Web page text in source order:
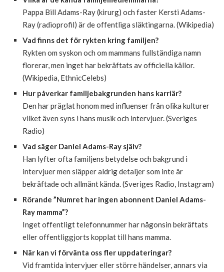
Pappa Bill Adams-Ray (kirurg) och faster Kersti Adams-
Ray (radioprofil) är de offentliga släktingarna. (Wikipedia)
Vad finns det för rykten kring familjen?
Rykten om syskon och om mammans fullständiga namn
florerar, men inget har bekräftats av officiella källor.
(Wikipedia, EthnicCelebs)
Hur påverkar familjebakgrunden hans karriär?
Den har präglat honom med influenser från olika kulturer
vilket även syns i hans musik och intervjuer. (Sveriges
Radio)
Vad säger Daniel Adams-Ray själv?
Han lyfter ofta familjens betydelse och bakgrund i
intervjuer men släpper aldrig detaljer som inte är
bekräftade och allmänt kända. (Sveriges Radio, Instagram)
Rörande ”Numret har ingen abonnent Daniel Adams-
Ray mamma”?
Inget offentligt telefonnummer har någonsin bekräftats
eller offentliggjorts kopplat till hans mamma.
När kan vi förvänta oss fler uppdateringar?
Vid framtida intervjuer eller större händelser, annars via